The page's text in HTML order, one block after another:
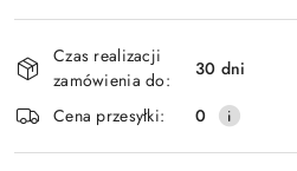
i
dostawa
Czas realizacji
zamówienia do:
30 dni
Cena przesyłki:
0